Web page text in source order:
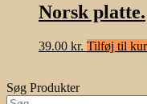
Norsk platte.
39.00 kr. Tilføj til
Søg Produkter
Søg